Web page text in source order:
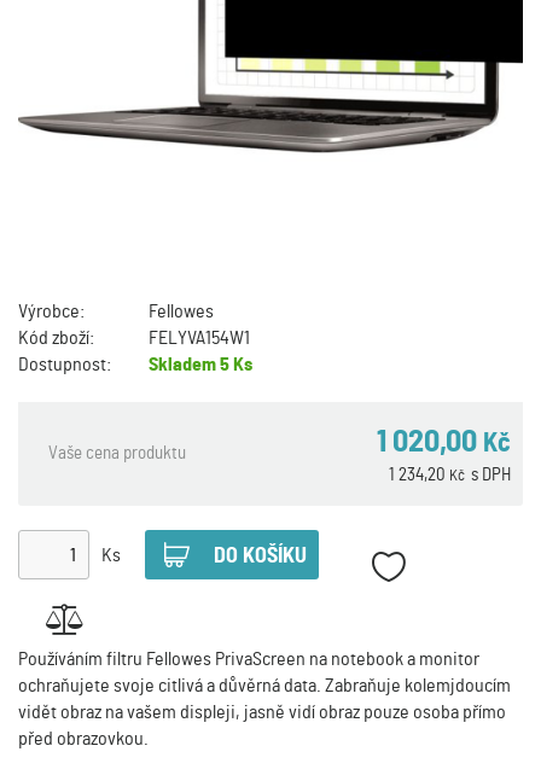
Výrobce:
Fellowes
Kód zboží:
FELYVA154W1
Dostupnost:
Skladem5 Ks
Vaše cena produktu 1 020,00 Kč
s DPH
1 234,20 Kč
Ks
Používáním filtru Fellowes PrivaScreen na notebook a monitor
ochraňujete svoje citlivá a důvěrná data. Zabraňuje kolemjdoucím
vidět obraz na vašem displeji, jasně vidí obraz pouze osoba přímo
před obrazovkou.